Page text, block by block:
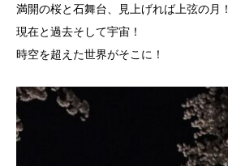
満開の桜と石舞台、見上げれば上弦の月！
現在と過去そして宇宙！
時空を超えた世界がそこに！